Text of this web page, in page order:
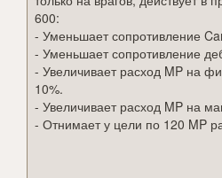
600:
- Уменьшает сопротивление
- Уменьшает сопротивление
- Увеличивает расход MP на
10%.
- Увеличивает расход MP на
- Отнимает у цели по 120 MP